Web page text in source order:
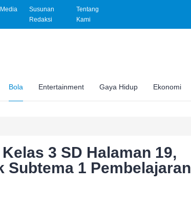
Susunan
Redaksi
Tentang
Kami
Bola Entertainment Gaya Hidup Ekonomi
3 SD Halaman 19,
Subtema 1 Pembelajaran